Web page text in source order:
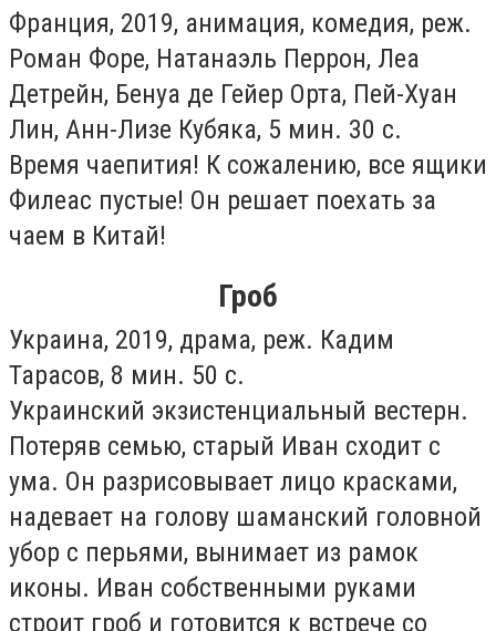
Франция, 2019, анимация, комедия, реж.
Роман Форе, Натанаэль Перрон, Леа
Детрейн, Бенуа де Гейер Орта, Пей-Хуан
Лин, Анн-Лизе Кубяка, 5 мин. 30 с.
Время чаепития! К сожалению, все ящики
Филеас пустые! Он решает поехать за
чаем в Китай!
Гроб
Украина, 2019, драма, реж. Кадим
Тарасов, 8 мин. 50 с.
Украинский экзистенциальный вестерн.
Потеряв семью, старый Иван сходит с
ума. Он разрисовывает лицо красками,
надевает на голову шаманский головной
убор с перьями, вынимает из рамок
иконы. Иван собственными руками
строит гроб и готовится к встрече со